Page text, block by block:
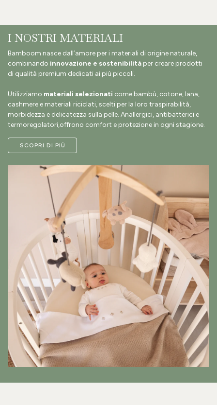
I NOSTRI MATERIALI
Bamboom nasce dall’amore per i materiali di origine naturale,
combinando innovazione e sostenibilità per creare prodotti
di qualità premium dedicati ai più piccoli.
Utilizziamo materiali selezionati come bambù, cotone, lana,
cashmere e materiali riciclati, scelti per la loro traspirabilità,
morbidezza e delicatezza sulla pelle. Anallergici, antibatterici e
termoregolatori,offrono comfort e protezione in ogni stagione.
SCOPRI DI PIÙ